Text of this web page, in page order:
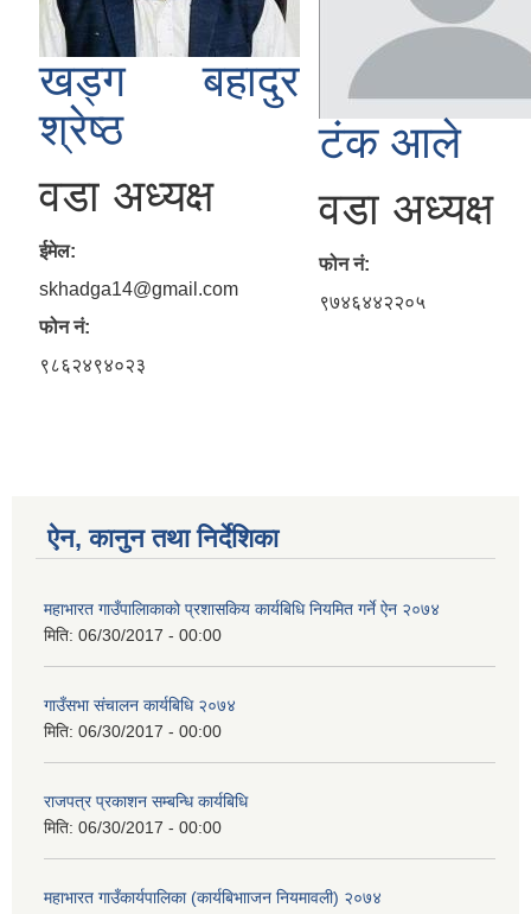
खड्ग बहादुर
श्रेष्ठ
वडा अध्यक्ष
ईमेल:
skhadga14@gmail.com
फोन नं:
९८६२४९४०२३
टंक आले
वडा अध्यक्ष
फोन नं:
९७४६४४२२०५
ऐन, कानुन तथा निर्देशिका
महाभारत गाउँपालिाकाको प्रशासकिय कार्यबिधि नियमित गर्ने ऐन २०७४
मिति: 06/30/2017 - 00:00
गाउँसभा संचालन कार्यबिधि २०७४
मिति: 06/30/2017 - 00:00
राजपत्र प्रकाशन सम्बन्धि कार्यबिधि
मिति: 06/30/2017 - 00:00
महाभारत गाउँकार्यपालिका (कार्यबिभााजन नियमावली) २०७४